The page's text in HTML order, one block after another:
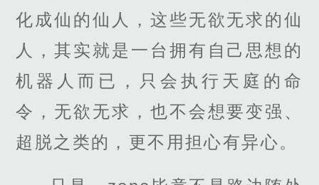
化成仙的仙人，这些无欲无求的仙
人，其实就是一台拥有自己思想的
机器人而已，只会执行天庭的命
令，无欲无求，也不会想要变强、
超脱之类的，更不用担心有异心。